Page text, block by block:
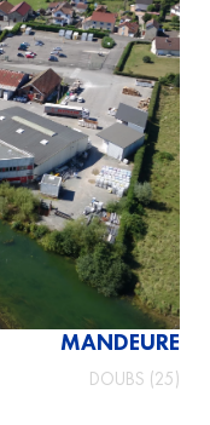
MANDEURE
DOUBS (25)